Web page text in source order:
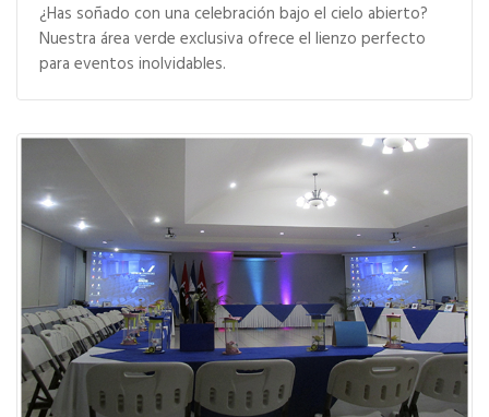
¿Has soñado con una celebración bajo el cielo abierto?
Nuestra área verde exclusiva ofrece el lienzo perfecto
para eventos inolvidables.